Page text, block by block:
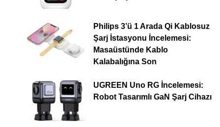
Philips 3’ü 1 Arada Qi Kablosuz
Şarj İstasyonu İncelemesi:
Masaüstünde Kablo
Kalabalığına Son
UGREEN Uno RG İncelemesi:
Robot Tasarımlı GaN Şarj Cihazı